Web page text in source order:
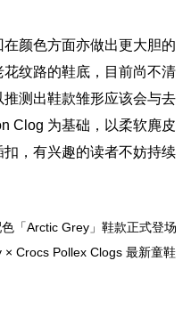
颜色方面亦做出更大胆的
纹路的鞋底，目前尚不清
测出鞋款雏形应该会与去
Clog 为基础，以柔软麂皮
，有兴趣的读者不妨持续
「Arctic Grey」鞋款正式登场
Crocs Pollex Clogs 最新童鞋